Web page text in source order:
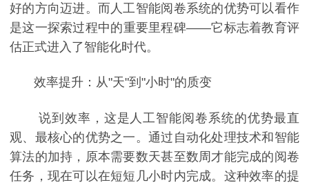
好的方向迈进。而人工智能阅卷系统的优势可以看作
是这一探索过程中的重要里程碑——它标志着教育评
估正式进入了智能化时代。
效率提升：从"天"到"小时"的质变
说到效率，这是人工智能阅卷系统的优势最直
观、最核心的优势之一。通过自动化处理技术和智能
算法的加持，原本需要数天甚至数周才能完成的阅卷
任务，现在可以在短短几小时内完成。这种效率的提